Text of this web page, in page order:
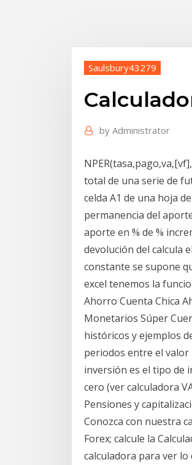
Saulsbury43279
by Administrator
total de una serie de
celda A1 de una hoja
permanencia del
aporte en % de %
devolución del calcula
constante se supone
excel tenemos la
Ahorro Cuenta Chica
Monetarios Súper
históricos y ejemplos
periodos entre el
inversión es el tipo de
cero (ver calculadora
Pensiones y
Conozca con nuestra
Forex; calcule la
calculadora para ver